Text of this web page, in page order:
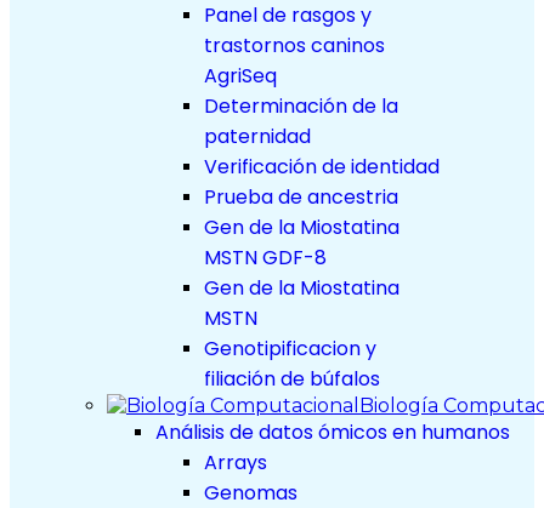
Panel de rasgos y
trastornos caninos
AgriSeq
Determinación de la
paternidad
Verificación de identidad
Prueba de ancestria
Gen de la Miostatina
MSTN GDF-8
Gen de la Miostatina
MSTN
Genotipificacion y
filiación de búfalos
Biología
Análisis de datos ómicos en humanos
Arrays
Genomas